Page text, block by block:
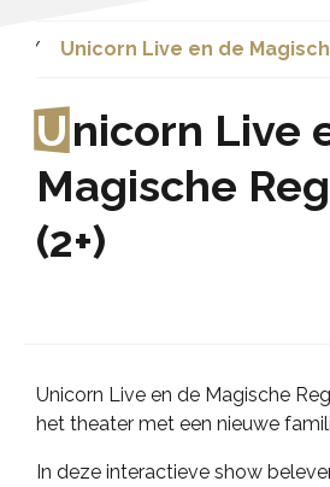
Unicorn Live en de
Unicorn Live
Magische
(2+)
Unicorn Live en de Magische
het theater met een nieuwe
In deze interactieve show